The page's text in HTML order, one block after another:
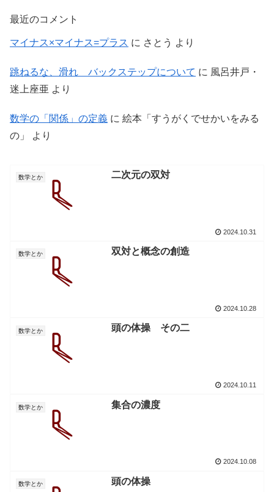
最近のコメント
マイナス×マイナス=プラス に さとう より
跳ねるな、滑れ バックステップについて に 風呂井戸・
迷上座亜 より
数学の「関係」の定義 に 絵本「すうがくでせかいをみる
の」
より
数学とか 二次元の双対
2024.10.31
数学とか 双対と概念の創造
2024.10.28
数学とか 頭の体操 その二
2024.10.11
数学とか 集合の濃度
2024.10.08
数学とか 頭の体操